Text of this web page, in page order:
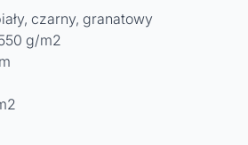
czarny, granatowy
g/m2